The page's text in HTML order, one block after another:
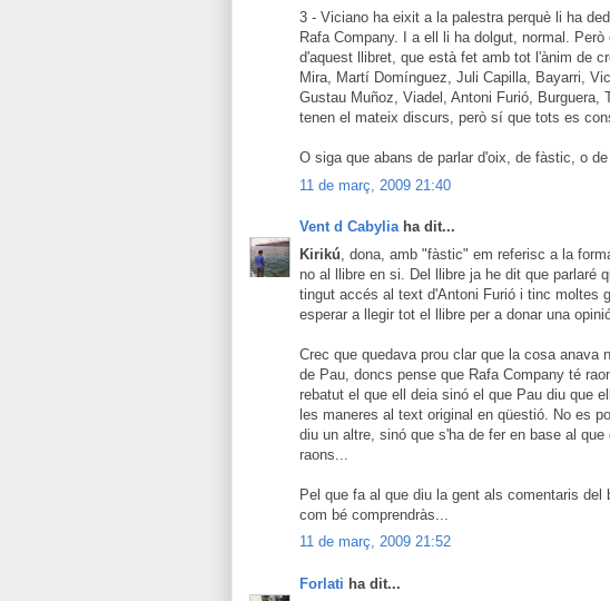
3 - Viciano ha eixit a la palestra perquè li ha
Rafa Company. I a ell li ha dolgut, normal.
d'aquest llibret, que està fet amb tot l'ànim de
Mira, Martí Domínguez, Juli Capilla, Bayarri,
Gustau Muñoz, Viadel, Antoni Furió, Burguera,
tenen el mateix discurs, però sí que tots es
O siga que abans de parlar d'oix, de fàstic, o
11 de març, 2009 21:40
Vent d Cabyliaha dit...
Kirikú , dona, amb "fàstic" em referisc a la
no al llibre en si. Del llibre ja he dit que parlaré
tingut accés al text d'Antoni Furió i tinc moltes
esperar a llegir tot el llibre per a donar una
Crec que quedava prou clar que la cosa anava
de Pau, doncs pense que Rafa Company té
rebatut el que ell deia sinó el que Pau diu que
les maneres al text original en qüestió. No es
diu un altre, sinó que s'ha de fer en base al
raons...
Pel que fa al que diu la gent als comentaris del
com bé comprendràs...
11 de març, 2009 21:52
Forlati ha dit...